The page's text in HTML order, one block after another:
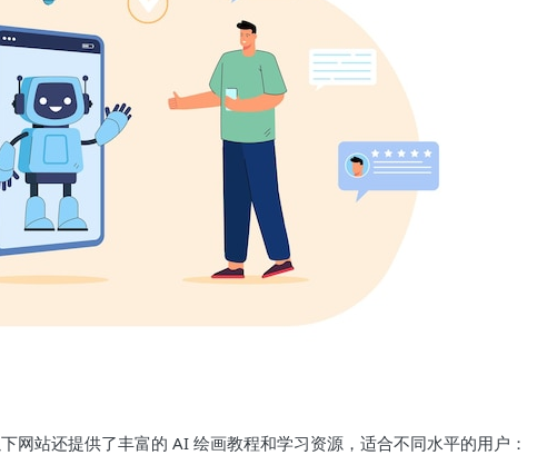
网站还提供了丰富的 AI 绘画教程和学习资源，适合不同水平的用户：